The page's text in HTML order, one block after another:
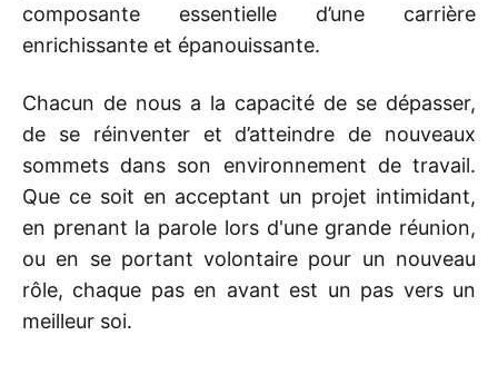
composante essentielle d’une carrière
enrichissante et épanouissante.
Chacun de nous a la capacité de se dépasser,
de se réinventer et d’atteindre de nouveaux
sommets dans son environnement de travail.
Que ce soit en acceptant un projet intimidant,
en prenant la parole lors d'une grande réunion,
ou en se portant volontaire pour un nouveau
rôle, chaque pas en avant est un pas vers un
meilleur soi.